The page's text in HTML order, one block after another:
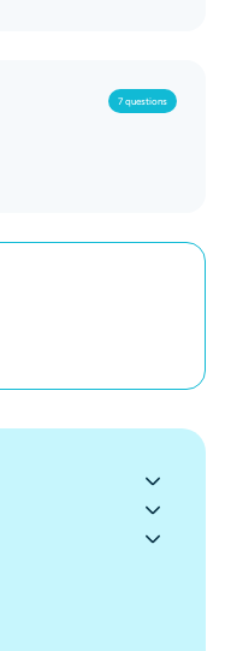
7 questions